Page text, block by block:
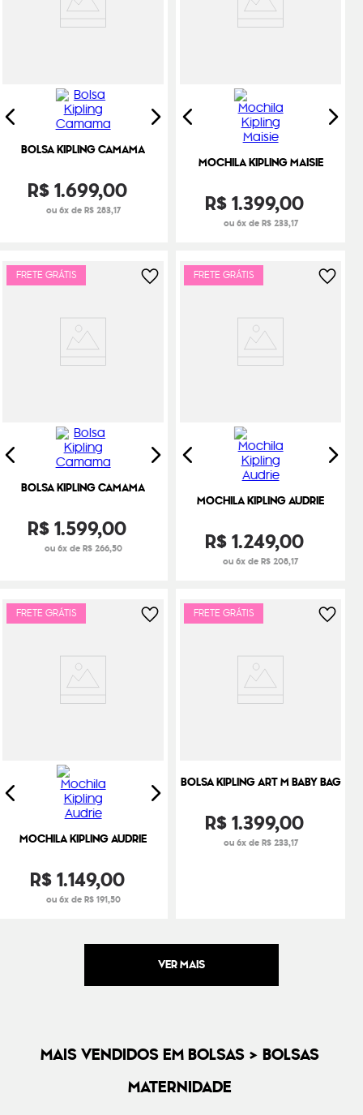
BOLSA KIPLING CAMAMA
R$1.699,00
ou 6x de R$ 283,17
MOCHILA KIPLING MAISIE
R$1.399,00
ou 6x de R$ 233,17
FRETE GRÁTIS
BOLSA KIPLING CAMAMA
R$1.599,00
ou 6x de R$ 266,50
FRETE GRÁTIS
MOCHILA KIPLING AUDRIE
R$1.249,00
ou 6x de R$ 208,17
FRETE GRÁTIS
MOCHILA KIPLING AUDRIE
R$1.149,00
ou 6x de R$ 191,50
FRETE GRÁTIS
BOLSA KIPLING ART M BABY BAG
R$1.399,00
ou 6x de R$ 233,17
MAIS VENDIDOS EM BOLSAS > BOLSAS
MATERNIDADE